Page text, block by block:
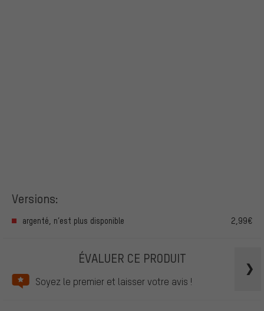
Versions:
argenté, n’est plus disponible 2,99€
ÉVALUER CE PRODUIT
Soyez le premier et laisser votre avis !